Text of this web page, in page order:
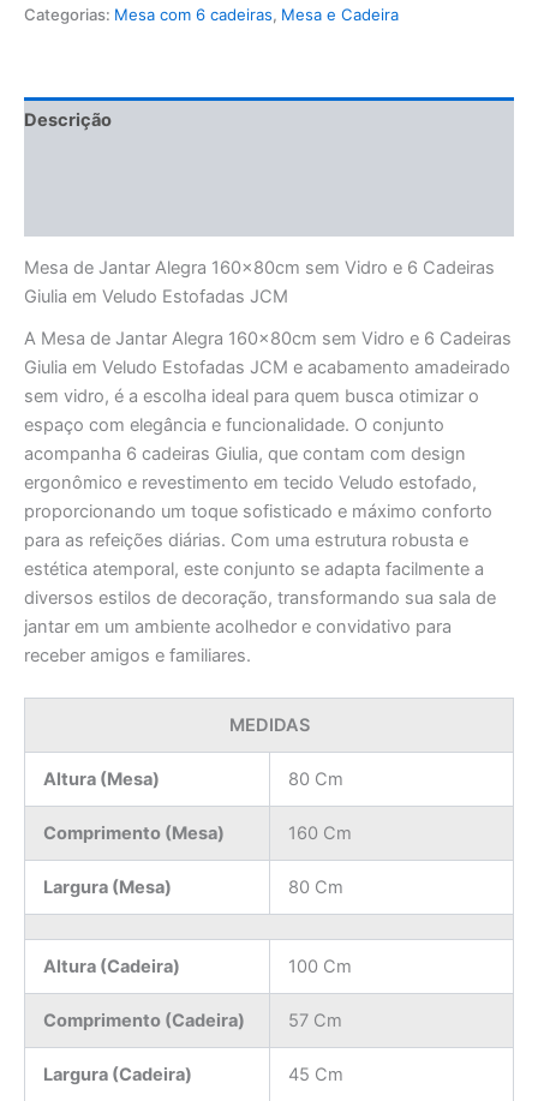
Categorias: Mesa com 6 cadeiras, Mesa e Cadeira
Descrição
Mesa de Jantar Alegra 160x80cm sem Vidro e 6 Cadeiras
Giulia em Veludo Estofadas JCM
A Mesa de Jantar Alegra 160x80cm sem Vidro e 6 Cadeiras
Giulia em Veludo Estofadas JCM e acabamento amadeirado
sem vidro, é a escolha ideal para quem busca otimizar o
espaço com elegância e funcionalidade. O conjunto
acompanha 6 cadeiras Giulia, que contam com design
ergonômico e revestimento em tecido Veludo estofado,
proporcionando um toque sofisticado e máximo conforto
para as refeições diárias. Com uma estrutura robusta e
estética atemporal, este conjunto se adapta facilmente a
diversos estilos de decoração, transformando sua sala de
jantar em um ambiente acolhedor e convidativo para
receber amigos e familiares.
MEDIDAS
Altura (Mesa) 80 Cm
Comprimento (Mesa) 160 Cm
Largura (Mesa) 80 Cm
Altura (Cadeira) 100 Cm
Comprimento (Cadeira) 57 Cm
Largura (Cadeira) 45 Cm